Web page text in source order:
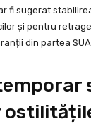
fi sugerat
și pentru
din partea SUA.